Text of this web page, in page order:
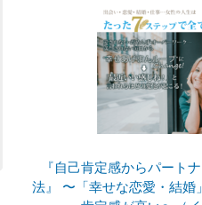
『自己肯定感からパート
法』 〜「幸せな恋愛・結婚